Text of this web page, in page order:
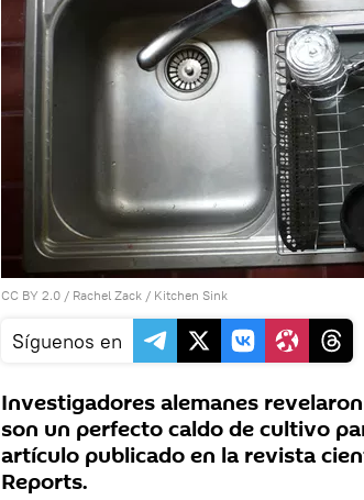
CC BY 2.0 / Rachel Zack / Kitchen Sink
Síguenos en
Investigadores alemanes
son un perfecto caldo de cultivo
artículo publicado en la revista
Reports.